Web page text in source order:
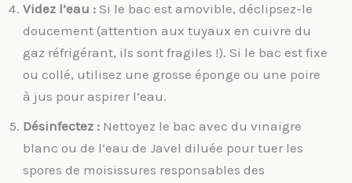
Videz l’eau : Si le bac est amovible, déclipsez-le
doucement (attention aux tuyaux en cuivre du
gaz réfrigérant, ils sont fragiles !). Si le bac est fixe
ou collé, utilisez une grosse éponge ou une poire
à jus pour aspirer l’eau.
Désinfectez : Nettoyez le bac avec du vinaigre
blanc ou de l’eau de Javel diluée pour tuer les
spores de moisissures responsables des